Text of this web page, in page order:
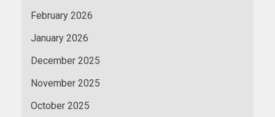
February 2026
January 2026
December 2025
November 2025
October 2025